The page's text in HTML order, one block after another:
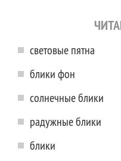
световые пятна
блики фон
солнечные блики
радужные блики
блики